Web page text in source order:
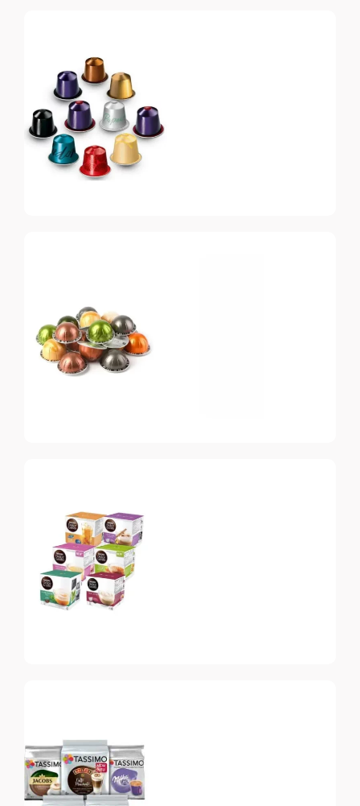
системы Nespresso
Топ-10 капсул для
системы Nespresso
Vertuo